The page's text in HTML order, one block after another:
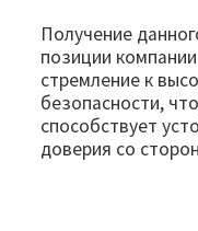
Получение
позиции
стремление к
безопасности,
способствует
доверия со